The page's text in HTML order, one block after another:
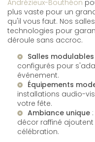
Andrézieux-Bouthéon
plus vaste pour un
qu'il vous faut. Nos
technologies pour
déroule sans accroc.
Salles modulables
configurés pour
événement.
Équipements
installations audio-
votre fête.
Ambiance unique
décor raffiné
célébration.